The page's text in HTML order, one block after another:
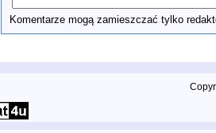
Komentarze mogą zamieszczać tylko